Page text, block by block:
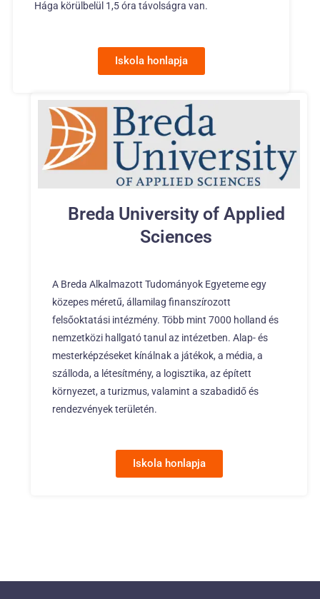
Hága körülbelül 1,5 óra távolságra van.
Iskola honlapja
Breda University of Applied
Sciences
A Breda Alkalmazott Tudományok Egyeteme egy
közepes méretű, államilag finanszírozott
felsőoktatási intézmény. Több mint 7000 holland és
nemzetközi hallgató tanul az intézetben. Alap- és
mesterképzéseket kínálnak a játékok, a média, a
szálloda, a létesítmény, a logisztika, az épített
környezet, a turizmus, valamint a szabadidő és
rendezvények területén.
Iskola honlapja